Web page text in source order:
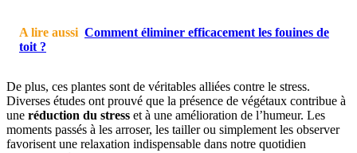
A lire aussi Comment éliminer efficacement les fouines de
toit ?
De plus, ces plantes sont de véritables alliées contre le stress.
Diverses études ont prouvé que la présence de végétaux contribue à
une réduction du stress et à une amélioration de l’humeur. Les
moments passés à les arroser, les tailler ou simplement les observer
favorisent une relaxation indispensable dans notre quotidien